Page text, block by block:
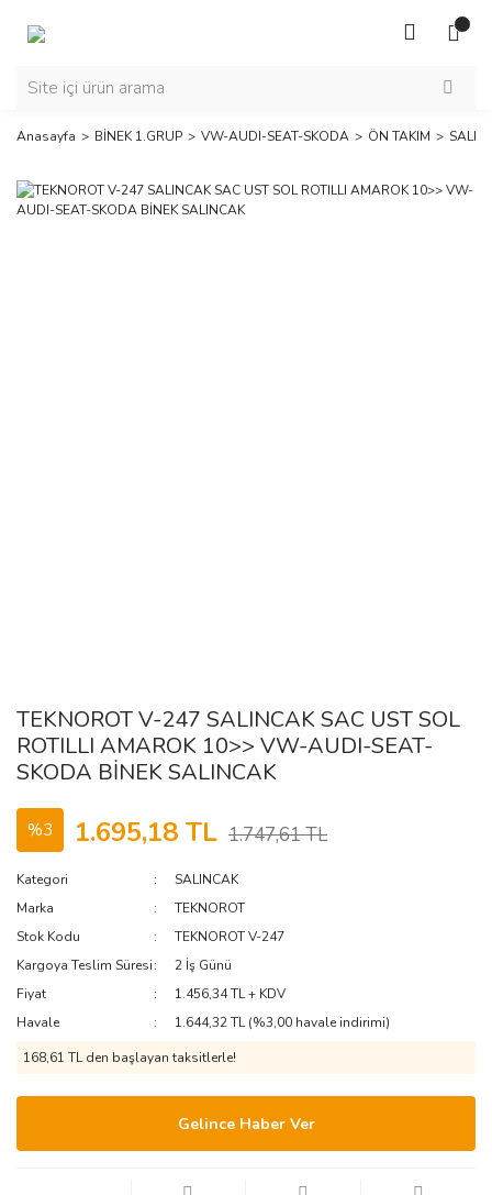
Anasayfa BİNEK 1.GRUP VW-AUDI-SEAT-SKODA ÖN TAKIM
TEKNOROT V-247 SALINCAK SAC UST SOL
ROTILLI AMAROK 10>> VW-AUDI-SEAT-
SKODA BİNEK SALINCAK
%3 1.695,18 TL 1.747,61 TL
Kategori
SALINCAK
Marka
TEKNOROT
Stok Kodu
TEKNOROT V-247
Kargoya Teslim Süresi
2 İş Günü
Fiyat
1.456,34 TL + KDV
Havale
1.644,32 TL (%3,00 havale indirimi)
168,61 TL den başlayan taksitlerle!
Gelince Haber Ver